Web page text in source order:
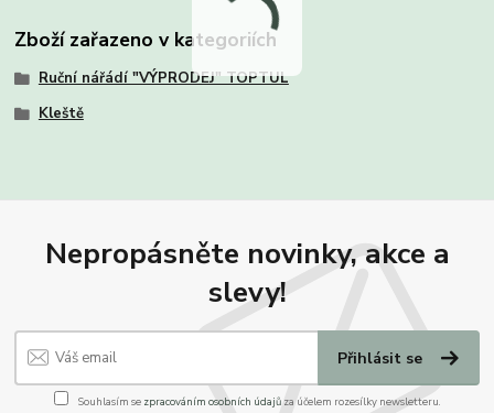
Zboží zařazeno v kategoriích
Ruční nářádí "VÝPRODEJ" TOPTUL
Kleště
Nepropásněte novinky, akce a
slevy!
Přihlásit se
Souhlasím se zpracováním osobních údajůza účelem rozesílky newsletteru.